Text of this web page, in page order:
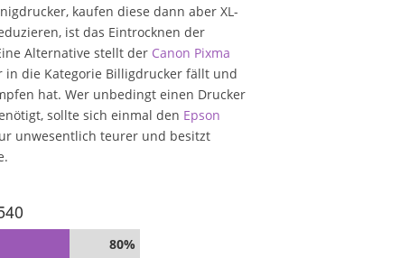
kaufen diese dann aber XL-
ist das Eintrocknen der
Alternative stellt der Canon Pixma
in die Kategorie Billigdrucker fällt und
hat. Wer unbedingt einen Drucker
sollte sich einmal den Epson
unwesentlich teurer und besitzt
80%